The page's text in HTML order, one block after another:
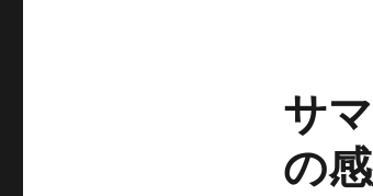
サ
の